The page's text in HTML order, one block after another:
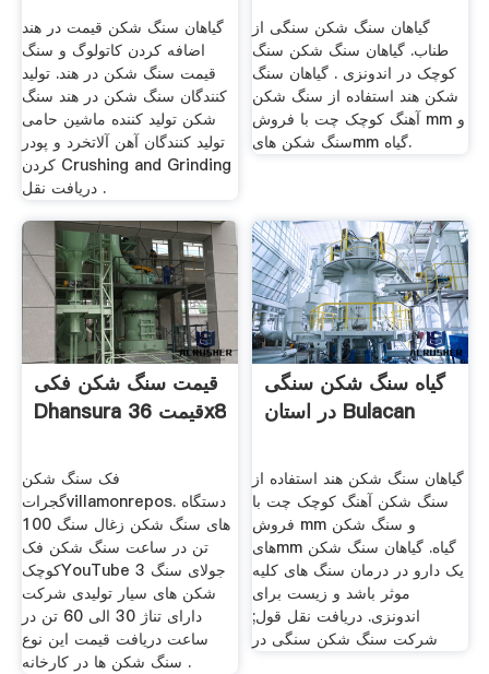
گیاهان سنگ شکن قیمت در هند
اضافه کردن کاتولوگ و سنگ
قیمت سنگ شکن در هند. تولید
کنندگان سنگ شکن در هند سنگ
شکن تولید کننده ماشین حامی
تولید کنندگان آهن آلاتخرد و پودر
کردن Crushing and Grinding
دریافت نقل .
گیاهان سنگ شکن سنگی از
طناب. گیاهان سنگ شکن سنگ
کوچک در اندونزی . گیاهان سنگ
شکن هند استفاده از سنگ شکن
آهنگ کوچک چت با فروش mm و
سنگ شکن هایmm گیاه.
قیمت سنگ شکن فکی
Dhansura قیمت 36x8
فک سنگ شکن
گجراتvillamonrepos. دستگاه
های سنگ شکن زغال سنگ 100
تن در ساعت سنگ شکن فک
کوچکYouTube 3 جولای سنگ
شکن های سیار تولیدی شرکت
دارای تناژ 30 الی 60 تن در
ساعت دریافت قیمت این نوع
سنگ شکن ها در کارخانه .
گیاه سنگ شکن سنگی
در استان Bulacan
گیاهان سنگ شکن هند استفاده از
سنگ شکن آهنگ کوچک چت با
فروش mm و سنگ شکن
هایmm گیاه. گیاهان سنگ شکن
یک دارو در درمان سنگ های کلیه
موثر باشد و زیست برای
اندونزی. دریافت نقل قول;
شرکت سنگ شکن سنگی در